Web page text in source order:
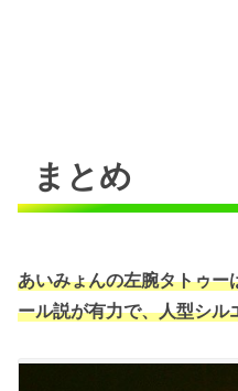
まとめ
あいみょんの左腕タトゥ
ール説が有力で、人型シル